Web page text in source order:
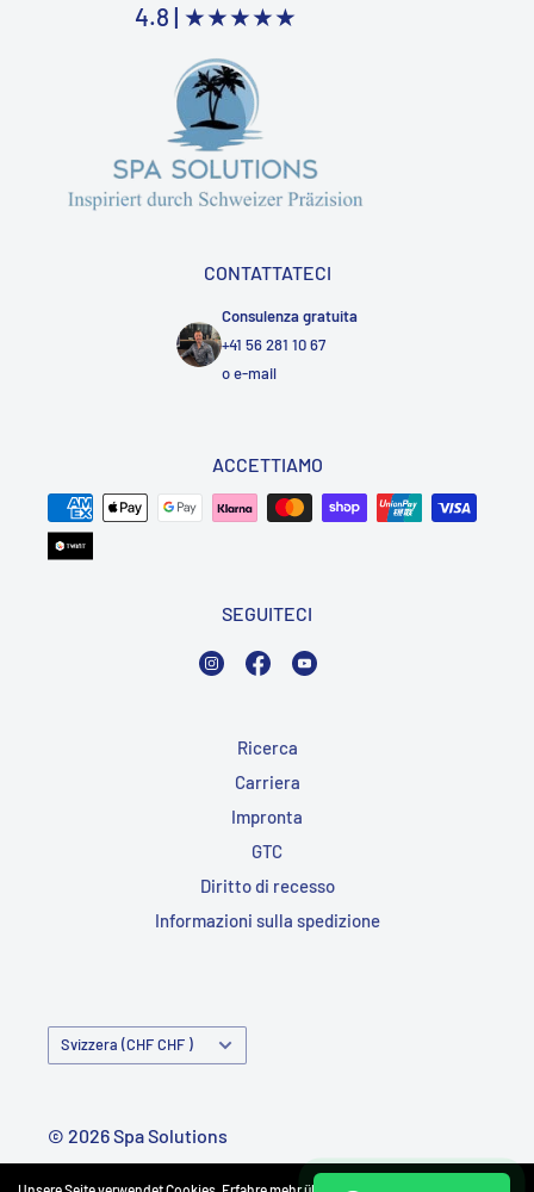
4.8 | ★★★★★
CONTATTATECI
Consulenza gratuita
+41 56 281 10 67
oe-mail
ACCETTIAMO
SEGUITECI
InstagramFacebook
Ricerca
Carriera
Impronta
GTC
Diritto di recesso
Informazioni sulla spedizione
Paese/Regione Svizzera (CHF CHF )
© 2026 Spa Solutions
Alimentato da Shopify